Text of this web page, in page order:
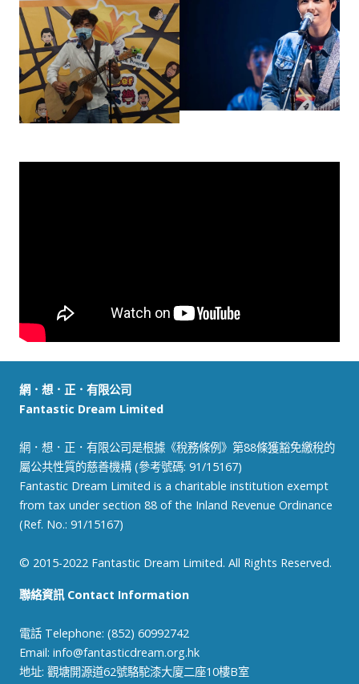
網．想．正．有限公司
Fantastic Dream Limited
網．想．正．有限公司是根據《稅務條例》第88條獲豁免繳稅的
屬公共性質的慈善機構 (參考號碼: 91/15167)
Fantastic Dream Limited is a charitable institution exempt
from tax under section 88 of the Inland Revenue Ordinance
(Ref. No.: 91/15167)
© 2015-2022 Fantastic Dream Limited. All Rights Reserved.
聯絡資訊 Contact Information
電話 Telephone: (852) 60992742
Email: info@fantasticdream.org.hk
地址: 觀塘開源道62號駱駝漆大廈二座10樓B室